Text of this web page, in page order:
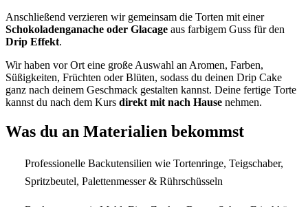
Anschließend verzieren wir gemeinsam die Torten mit einer
Schokoladenganache oder Glacage aus farbigem Guss für den
Drip Effekt.
Wir haben vor Ort eine große Auswahl an Aromen, Farben,
Süßigkeiten, Früchten oder Blüten, sodass du deinen Drip Cake
ganz nach deinem Geschmack gestalten kannst. Deine fertige Torte
kannst du nach dem Kurs direkt mit nach Hause nehmen.
Was du an Materialien bekommst
Professionelle Backutensilien wie Tortenringe, Teigschaber,
Spritzbeutel, Palettenmesser & Rührschüsseln